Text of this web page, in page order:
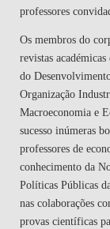
WHAT'S
professores
Os membros do
revistas
do
Organização
Macroeconomia e
sucesso inúmeras
professores de
conhecimento da
Políticas Públicas
nas colaborações
provas científicas